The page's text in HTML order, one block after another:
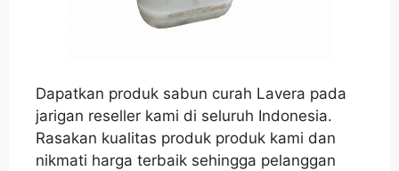
Dapatkan produk sabun curah Lavera pada
jarigan reseller kami di seluruh Indonesia.
Rasakan kualitas produk produk kami dan
nikmati harga terbaik sehingga pelanggan